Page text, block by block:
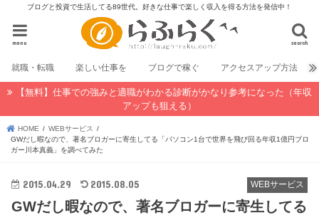
ブログと投資で生活してる89世代。好きな仕事で楽しく収入を得る方法を発信中！
search
menu
就職・転職 楽しい仕事を ブログで稼ぐ アクセスアップ方法
【無料】仕事での強みと適職がわかる診断がかなり参考になった（年収
アップも狙える）
HOME
WEBサービス
GWだし暇なので、著名ブロガーに寄生してる「パソコン1台で世界を飛び回る年収1億円ブロ
ガー川本真義」を調べてみた
WEBサービス
2015.04.29 2015.08.05
GWだし暇なので、著名ブロガーに寄生してる